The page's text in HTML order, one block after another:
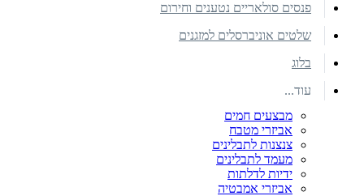
פנסים סולאריים נטענים וחירום
שלטים אוניברסלים למזגנים
בלוג
עוד...
מבצעים חמים
אביזרי מטבח
צנצנות לתבלינים
מעמד לתבלינים
ידיות לדלתות
אביזרי אמבטיה